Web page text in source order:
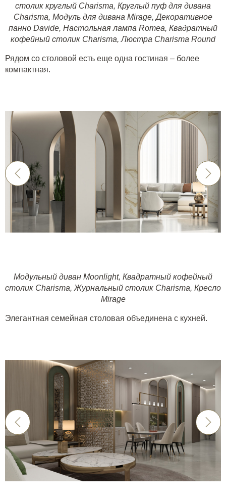
столик круглый Charisma, Круглый пуф для дивана
Charisma, Модуль для дивана Mirage,Декоративное
панно Davide, Настольная лампа Romea, Квадратный
кофейный столик Charisma,Люстра Charisma Round
Рядом со столовой есть еще одна гостиная – более
компактная.
Модульный диван Moonlight, Квадратный кофейный
столик Charisma, Журнальный столик Charisma, Кресло
Mirage
Элегантная семейная столовая объединена с кухней.